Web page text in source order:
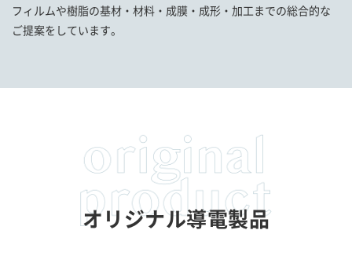
フィルムや樹脂の基材・材料・成膜・成形・加工までの総合的な
ご提案をしています。
オリジナル導電製品